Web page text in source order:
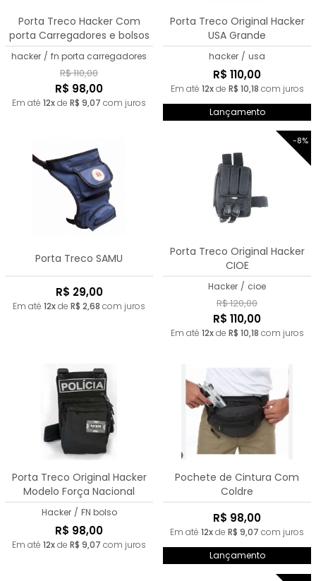
Porta Treco Hacker Com
porta Carregadores e bolsos
hacker / fn porta carregadores
R$ 110,00
R$ 98,00
Em até 12xde R$ 9,07 com juros
Porta Treco Original Hacker
USA Grande
hacker / usa
R$ 110,00
Em até 12xde R$ 10,18 com juros
Lançamento
Porta Treco SAMU
R$ 29,00
Em até 12xde R$ 2,68 com juros
-8%
Porta Treco Original Hacker
CIOE
Hacker / cioe
R$ 120,00
R$ 110,00
Em até 12xde R$ 10,18 com juros
Porta Treco Original Hacker
Modelo Força Nacional
Hacker / FN bolso
R$ 98,00
Em até 12xde R$ 9,07 com juros
Pochete de Cintura Com
Coldre
R$ 98,00
Em até 12xde R$ 9,07 com juros
Lançamento